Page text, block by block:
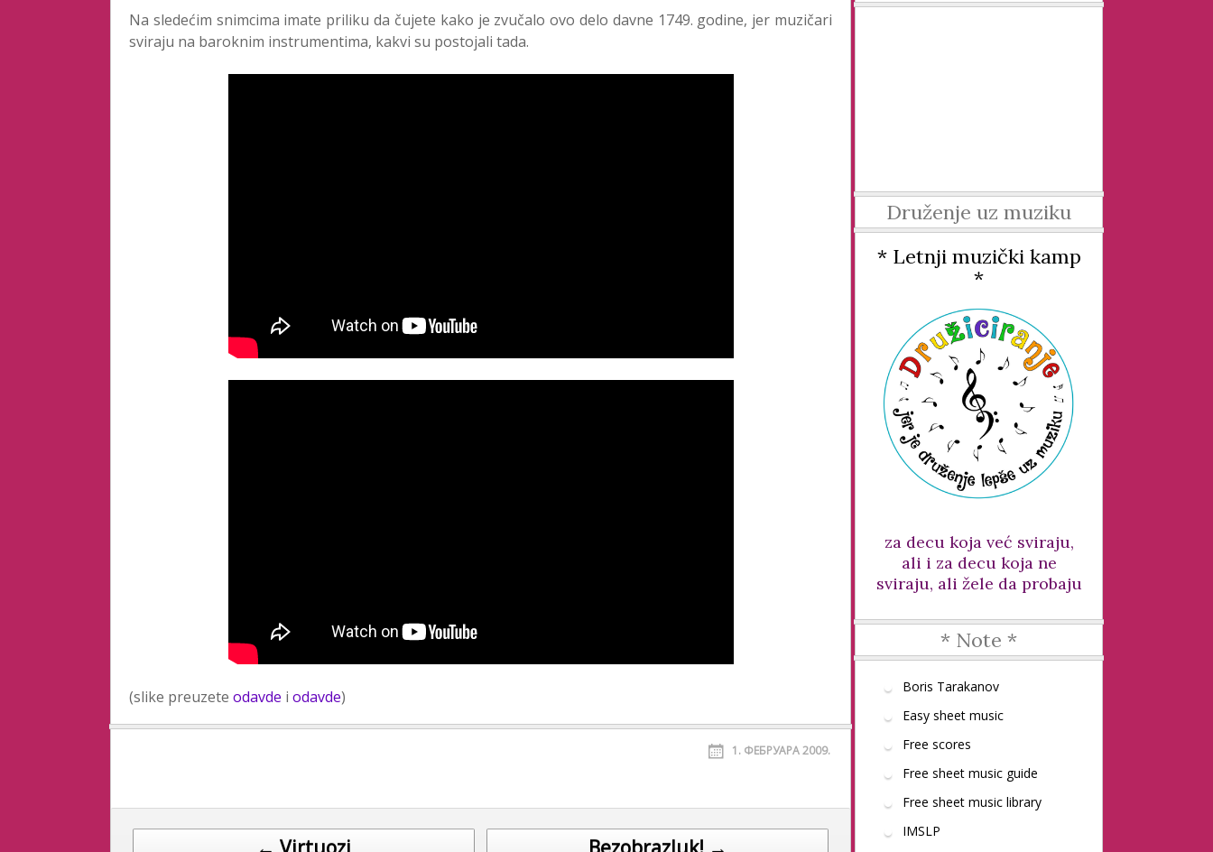
Na sledećim snimcima imate priliku da čujete kako je zvučalo ovo delo davne 1749. godine, jer muzičari
sviraju na baroknim instrumentima, kakvi su postojali tada.
(slike preuzete odavde i odavde)
1. ФЕБРУАРА 2009.
Post navigation
Druženje uz muziku
* Letnji muzički kamp
*
za decu koja već sviraju,
ali i za decu koja ne
sviraju, ali žele da probaju
* Note *
Boris Tarakanov
Easy sheet music
Free scores
Free sheet music guide
Free sheet music library
IMSLP